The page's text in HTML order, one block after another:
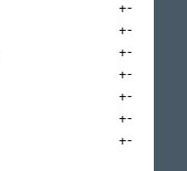
+-
+-
+-
+-
+-
+-
+-